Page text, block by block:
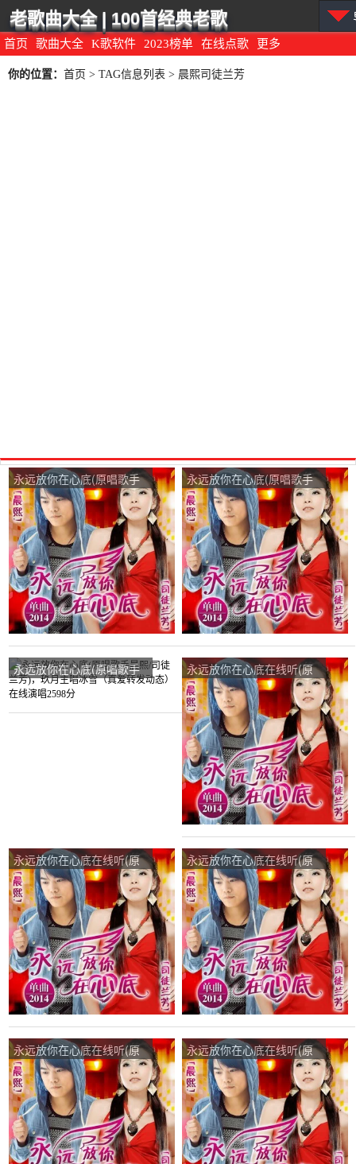
首页 歌曲大全 K歌软件 2023榜单 在线点歌 更多
老歌曲大全 | 100首经典老歌
你的位置： 首页 > TAG信息列表 > 晨熙司徒兰芳
永远放你在心底(原唱歌手
晨熙/司徒兰芳)，单身姐在
线演唱2496分
永远放你在心底(原唱歌手
晨熙/司徒兰芳)，陈哥在线
演唱2524分
永远放你在心底(原唱歌手
晨熙/司徒兰芳)，玖月主唱
冰雪（真爱转发动态）在线
永远放你在心底在线听(原
唱是晨熙/司徒兰芳)，珍惜
友情(秀珍)演唱点播:52次
永远放你在心底在线听(原
唱是晨熙/司徒兰芳)，ινω
演唱点播:98次
永远放你在心底在线听(原
唱是晨熙/司徒兰芳)，爱唱
的丫丫演唱点播:41次
永远放你在心底在线听(原
唱是晨熙/司徒兰芳)，你开
心我快乐演唱点播:59次
永远放你在心底在线听(原
唱是晨熙/司徒兰芳)，有缘
而来演唱点播:12次